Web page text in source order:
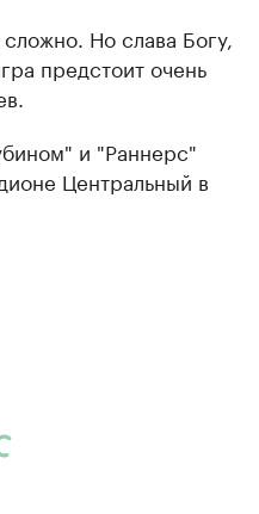
Но слава Богу,
предстоит очень
и "Раннерс"
Центральный в